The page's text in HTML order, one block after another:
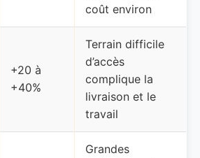
coût environ
+20 à
+40%
Terrain difficile
d’accès
complique la
livraison et le
travail
Grandes